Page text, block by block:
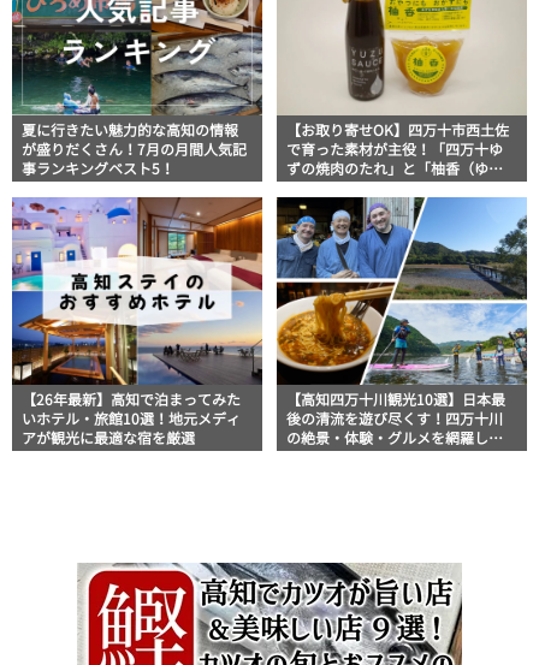
夏に行きたい魅力的な高知の情報
が盛りだくさん！7月の月間人気記
事ランキングベスト5！
【お取り寄せOK】四万十市西土佐
で育った素材が主役！「四万十ゆ
ずの焼肉のたれ」と「柚香（ゆこ
【26年最新】高知で泊まってみた
いホテル・旅館10選！地元メディ
アが観光に最適な宿を厳選
【高知四万十川観光10選】日本最
後の清流を遊び尽くす！四万十川
の絶景・体験・グルメを網羅した